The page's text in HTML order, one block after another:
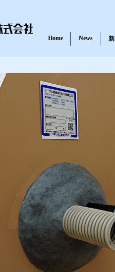
Home News
一般パテ
紫外線硬化樹脂
耐火パテ・不燃材料パテ